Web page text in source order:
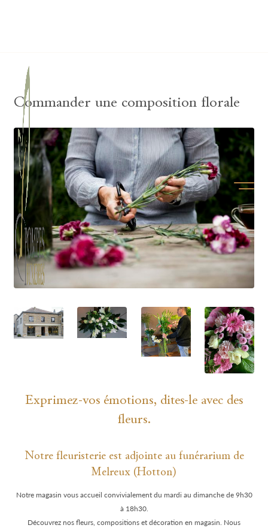
Ouvrir/
Commander une composition florale
Exprimez-vos émotions, dites-le avec des
fleurs.
Notre fleuristerie est adjointe au funérarium de
Melreux (Hotton)
Notre magasin vous accueil convivialement du mardi au dimanche de 9h30
à 18h30.
Découvrez nos fleurs, compositions et décoration en magasin. Nous